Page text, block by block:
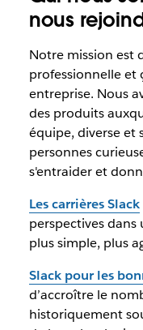
nous
Notre mission est
professionnelle et
entreprise. Nous
des produits
équipe, diverse et
personnes
s'entraider et
Les carrières Slack
perspectives
plus simple, plus
Slack pour les
d’accroître le
historiquement